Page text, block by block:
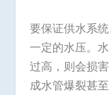
要保证供水系
一定的水压。
过高，则会损
成水管爆裂甚